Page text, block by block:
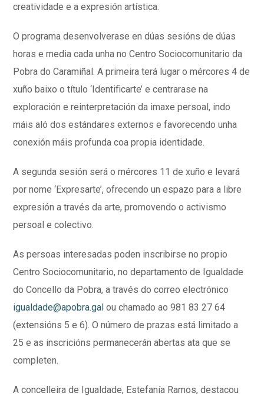
creatividade e a expresión artística.
O programa desenvolverase en dúas sesións de dúas
horas e media cada unha no Centro Sociocomunitario da
Pobra do Caramiñal. A primeira terá lugar o mércores 4 de
xuño baixo o título ‘Identificarte’ e centrarase na
exploración e reinterpretación da imaxe persoal, indo
máis aló dos estándares externos e favorecendo unha
conexión máis profunda coa propia identidade.
A segunda sesión será o mércores 11 de xuño e levará
por nome ‘Expresarte’, ofrecendo un espazo para a libre
expresión a través da arte, promovendo o activismo
persoal e colectivo.
As persoas interesadas poden inscribirse no propio
Centro Sociocomunitario, no departamento de Igualdade
do Concello da Pobra, a través do correo electrónico
igualdade@apobra.gal ou chamado ao 981 83 27 64
(extensións 5 e 6). O número de prazas está limitado a
25 e as inscricións permanecerán abertas ata que se
completen.
A concelleira de Igualdade, Estefanía Ramos, destacou